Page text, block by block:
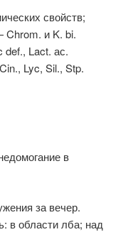
свойств;
Chrom. и K. bi.
Lact. ас.
Lyc, Sil., Stp.
в
за вечер.
в области лба; над